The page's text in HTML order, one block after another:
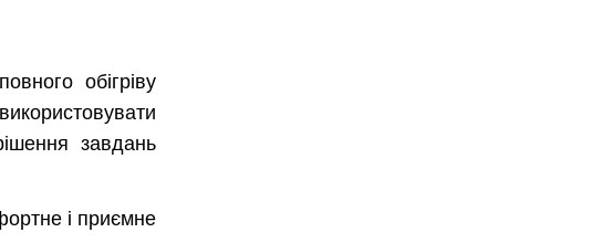
обігріву
завдань
і приємне